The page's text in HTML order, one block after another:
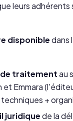
leurs adhérents
disponibledans
traitementau
Emmara
+
juridiquede la